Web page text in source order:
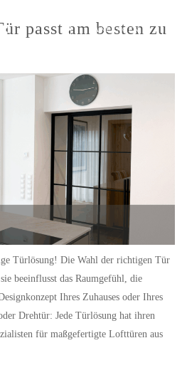
ANFRAGEN
passt am besten zu
Türlösung! Die Wahl der richtigen Tür
beeinflusst das Raumgefühl, die
Ihres Zuhauses oder Ihres
Drehtür: Jede Türlösung hat ihren
für maßgefertigte Lofttüren aus